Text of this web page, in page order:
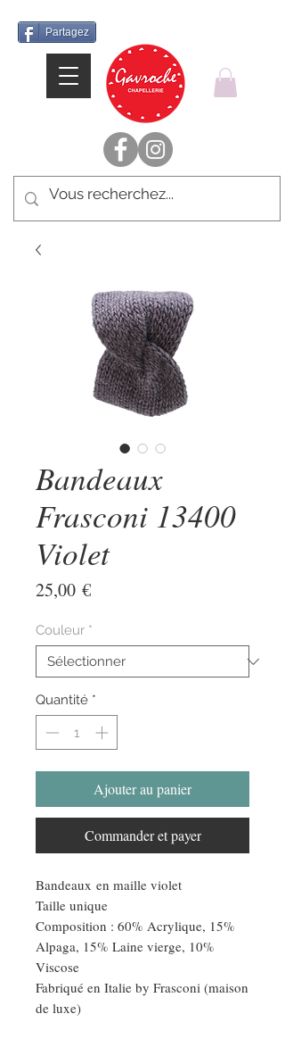
Partagez
Bandeaux
Frasconi 13400
Violet
25,00 €Prix
Couleur *
Quantité *
Ajouter au panier
Commander et payer
Bandeaux en maille violet
Taille unique
Composition : 60% Acrylique, 15%
Alpaga, 15% Laine vierge, 10%
Viscose
Fabriqué en Italie by Frasconi (maison
de luxe)